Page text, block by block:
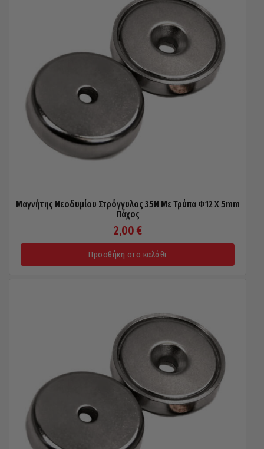
Μαγνήτης Νεοδυμίου Στρόγγυλος 35N Με Τρύπα Φ12 X 5mm
Πάχος
2,00 €
Προσθήκη στο καλάθι